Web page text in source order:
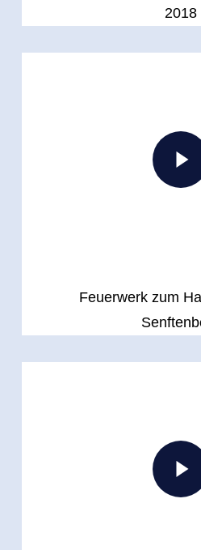
2018
Play
Play
Feuerwerk zum
Play
Play